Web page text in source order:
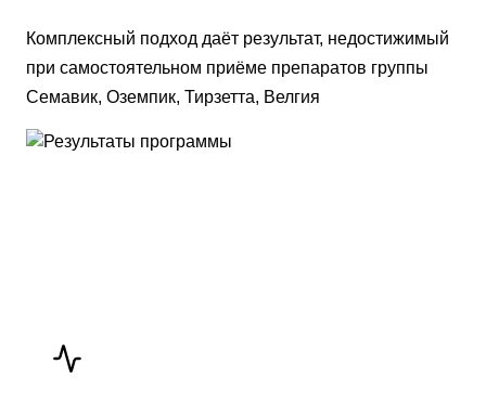
Комплексный подход даёт результат, недостижимый
при самостоятельном приёме препаратов группы
Семавик, Оземпик, Тирзетта, Велгия